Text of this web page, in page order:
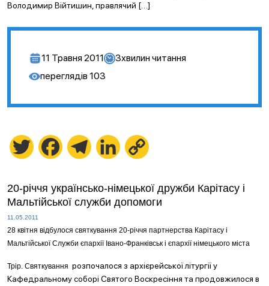
Володимир Війтишин, правлячий […]
11 Травня 2011 3хвилин читання
переглядів 103
Twitter FacebookTelegramLinkedIn
20-річчя українсько-німецької дружби Карітасу і
Мальтійської служби допомоги
11.05.2011
28 квітня відбулося святкування 20-річчя партнерства Карітасу і
Мальтійської Служби єпархії Івано-Франківськ і єпархії німецького міста
Трір. Святкування розпочалося з архієрейської літургії у
Кафедральному соборі Святого Воскресіння та продовжилося в